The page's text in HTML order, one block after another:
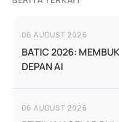
06 AUGUST 2026
BATIC 2026:
DEPAN AI
06 AUGUST 2026